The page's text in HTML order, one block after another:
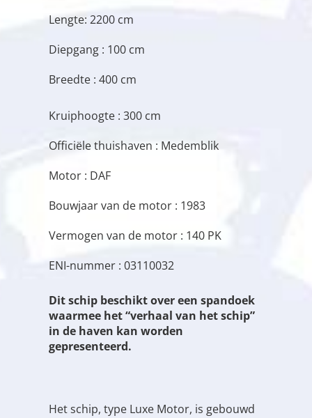
Lengte: 2200 cm
Diepgang : 100 cm
Breedte : 400 cm
Kruiphoogte : 300 cm
Officiële thuishaven : Medemblik
Motor : DAF
Bouwjaar van de motor : 1983
Vermogen van de motor : 140 PK
ENI-nummer : 03110032
Dit schip beschikt over een spandoek
waarmee het “verhaal van het schip”
in de haven kan worden
gepresenteerd.
Het schip, type Luxe Motor, is gebouwd